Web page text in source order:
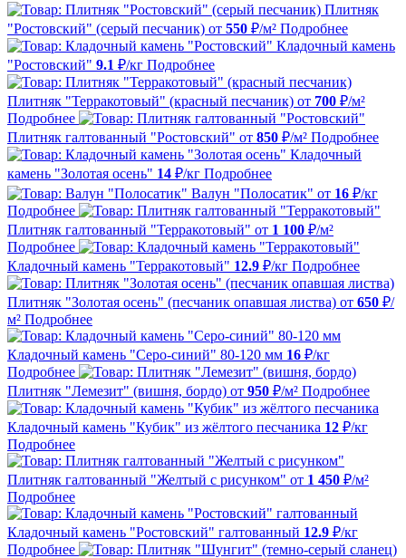
Плитняк
"Ростовский" (серый песчаник) от 550 ₽/м² Подробнее
Кладочный камень
"Ростовский" 9.1 ₽/кг Подробнее
Плитняк "Терракотовый" (красный песчаник) от 700 ₽/м²
Подробнее
Плитняк галтованный "Ростовский" от 850 ₽/м² Подробнее
Кладочный
камень "Золотая осень" 14 ₽/кг Подробнее
Валун "Полосатик" от 16 ₽/кг
Подробнее
Плитняк галтованный "Терракотовый" от 1 100 ₽/м²
Подробнее
Кладочный камень "Терракотовый" 12.9 ₽/кг Подробнее
Плитняк "Золотая осень" (песчаник опавшая листва) от 650 ₽/
м² Подробнее
Кладочный камень "Серо-синий" 80-120 мм 16 ₽/кг
Подробнее
Плитняк "Лемезит" (вишня, бордо) от 950 ₽/м² Подробнее
Кладочный камень "Кубик" из жёлтого песчаника 12 ₽/кг
Подробнее
Плитняк галтованный "Желтый с рисунком" от 1 450 ₽/м²
Подробнее
Кладочный камень "Ростовский" галтованный 12.9 ₽/кг
Подробнее